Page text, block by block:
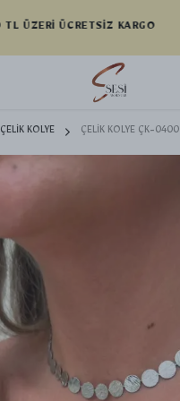
YENI SEZON ÜRÜNLER
ÇELİK KOLYE ÇELİK KOLYE ÇK-0400